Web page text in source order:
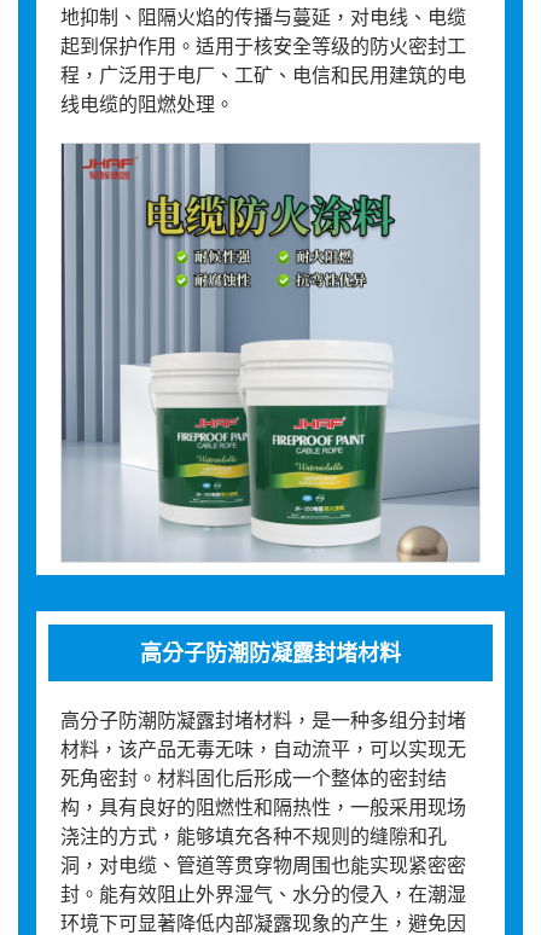
地抑制、阻隔火焰的传播与蔓延，对电线、电缆
起到保护作用。适用于核安全等级的防火密封工
程，广泛用于电厂、工矿、电信和民用建筑的电
线电缆的阻燃处理。
高分子防潮防凝露封堵材料
高分子防潮防凝露封堵材料，是一种多组分封堵
材料，该产品无毒无味，自动流平，可以实现无
死角密封。材料固化后形成一个整体的密封结
构，具有良好的阻燃性和隔热性，一般采用现场
浇注的方式，能够填充各种不规则的缝隙和孔
洞，对电缆、管道等贯穿物周围也能实现紧密密
封。能有效阻止外界湿气、水分的侵入，在潮湿
环境下可显著降低内部凝露现象的产生，避免因